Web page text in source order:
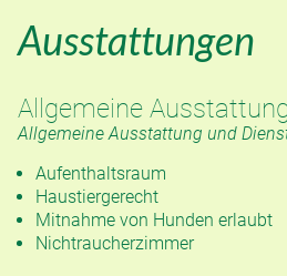
Ausstattungen
Allgemeine
Allgemeine Ausstattung und
Aufenthaltsraum
Haustiergerecht
Mitnahme von Hunden erlaubt
Nichtraucherzimmer